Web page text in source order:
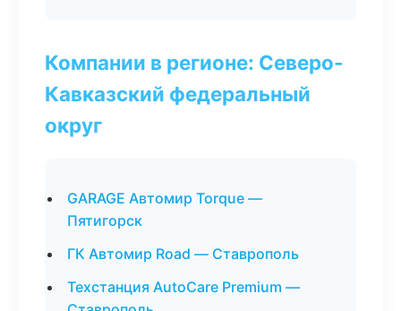
Компании в регионе: Северо-
Кавказский федеральный
округ
GARAGE Автомир Torque —
Пятигорск
ГК Автомир Road — Ставрополь
Техстанция AutoCare Premium —